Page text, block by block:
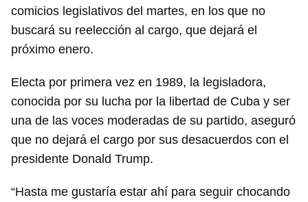
comicios legislativos del martes, en los que no
buscará su reelección al cargo, que dejará el
próximo enero.
Electa por primera vez en 1989, la legisladora,
conocida por su lucha por la libertad de Cuba y ser
una de las voces moderadas de su partido, aseguró
que no dejará el cargo por sus desacuerdos con el
presidente Donald Trump.
“Hasta me gustaría estar ahí para seguir chocando